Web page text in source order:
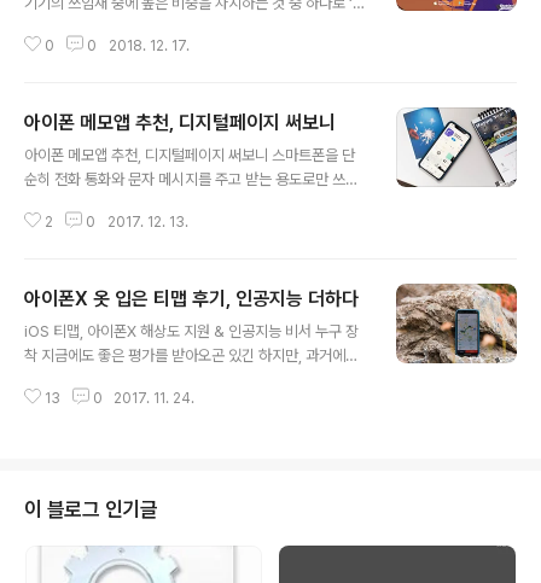
적지 않은 시간을 휴대폰을 통해 음원을 감상하며 시간을
금이나마 자신에게 맞는 맞춤형 서비스와 UX 등을 제공하
고, 월 이용료 부담이 덜한 걸 선호하실거라 생각이 됩니다.
그런 분들이라면, 최근 SK텔레콤을 통해 나온 ‘플로’를 한
‘플로’는 ‘내가 원하는 음악이 물 흐르듯 끊임없이 흘러나온
0 0 2018. 12. 17.
아이폰 메모앱 추천, 디지털페이지 써보니
아이폰 메모앱 추천, 디지털페이지 써보니 스마트폰을 단
순히 전화 통화와 문자 메시지를 주고 받는 용도로만 쓰는
그렇고 상당 수가 이를 통해 필요한 정보를 스크랩하며 메
일 앱의 기능을 한 곳에서 아우르며, 필요한 업무 등을 하는
데 효율성을 높여주는 앱이 있어 소개를 드리려 합니다. 이
미 이용하고 계신 분들도 적지 않을 줄 아는데요. 짧은 메
일기, 할 일… 그 어떤 것이든 기록할 수 있는. 그리고 이를
2 0 2017. 12. 13.
아이폰X 옷 입은 티맵 후기, 인공지능 더하다
iOS 티맵, 아이폰X 해상도 지원 & 인공지능 비서 누구 장
착 지금에도 좋은 평가를 받아오곤 있긴 하지만, 과거에는
는 이유로 그 곳을 통해 개통을 하려는 사람들까지 있을 정
맵(T-Map)’이 바로 그 주인공입니다. 블로그에서 소개드
렸던 것처럼, 안드로이드 기반에서는 이 녀석에 음성인식
인공지능(AI) 누구(NUGU)가 탑재되면서 그 매력과 활용
도를 높였는데요. 지난 22일 업데이트를 기준으로 iOS에
13 0 2017. 11. 24.
이 블로그 인기글